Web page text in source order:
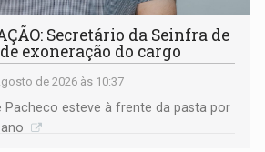
Secretário da Seinfra de
exoneração do cargo
de 2026 às 10:37
Pacheco esteve à frente da pasta por